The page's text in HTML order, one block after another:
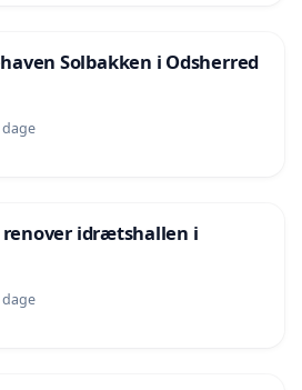
Solbakken i Odsherred
renover idrætshallen i